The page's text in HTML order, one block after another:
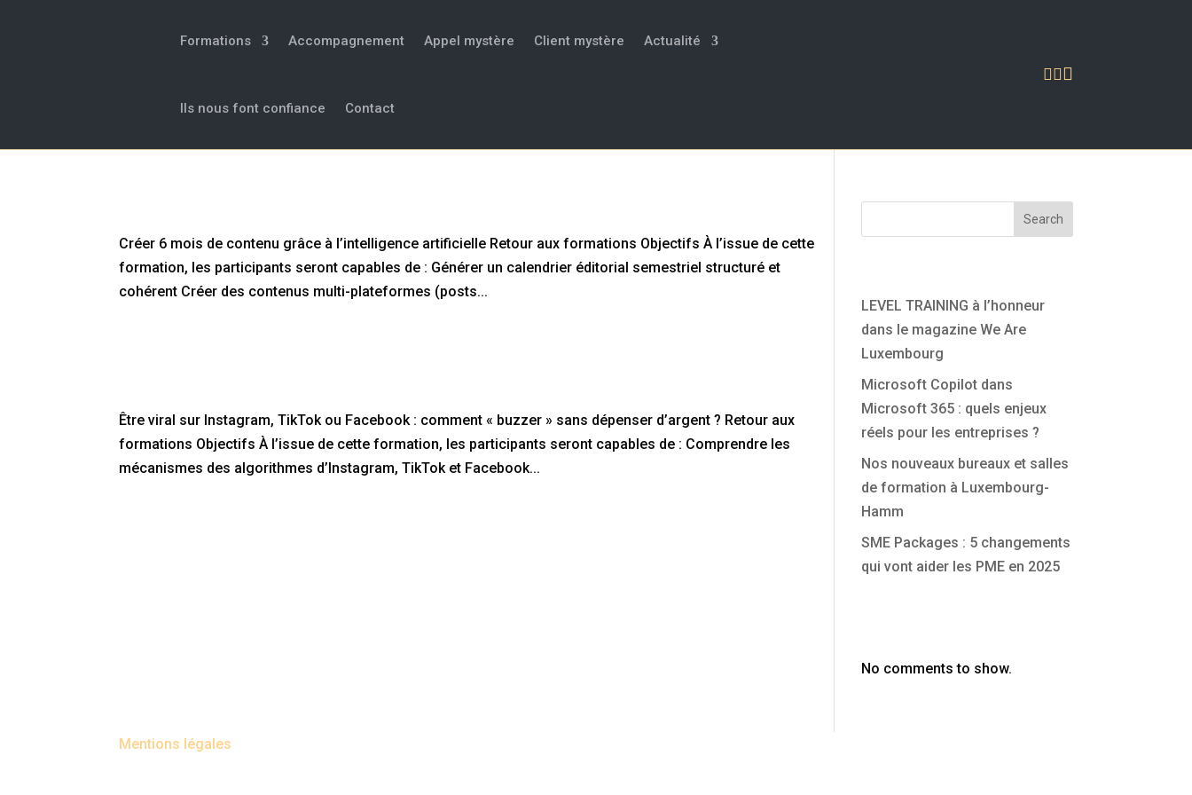
Formations Accompagnement Appel mystère Client mystère Actualité
Ils nous font confiance Contact

Créer 6 mois de contenu grâce à l’intelligence artificielle Retour aux formations Objectifs À l’issue de cette
formation, les participants seront capables de : Générer un calendrier éditorial semestriel structuré et
cohérent Créer des contenus multi-plateformes (posts...
Être viral sur Instagram, TikTok ou Facebook : comment « buzzer » sans dépenser d’argent ? Retour aux
formations Objectifs À l’issue de cette formation, les participants seront capables de : Comprendre les
mécanismes des algorithmes d’Instagram, TikTok et Facebook...
Search
LEVEL TRAINING à l’honneur
dans le magazine We Are
Luxembourg
Microsoft Copilot dans
Microsoft 365 : quels enjeux
réels pour les entreprises ?
Nos nouveaux bureaux et salles
de formation à Luxembourg-
Hamm
SME Packages : 5 changements
qui vont aider les PME en 2025
No comments to show.
Mentions légales